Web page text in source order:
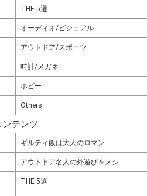
THE 5選
オーディオ/ビジュアル
アウトドア/スポーツ
時計/メガネ
ホビー
Others
ンテンツ
ギルティ飯は大人のロマン
アウトドア名人の外遊び＆メシ
THE 5選